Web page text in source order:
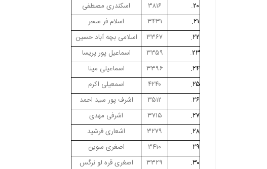
۲۰.
۳۸۱۶
اسکندری مصطفی
۲۱.
۳۴۳۱
اسلام فر سحر
۲۲.
۳۳۶۷
اسلامی بچه آباد حسین
۲۳.
۳۳۵۹
اسماعیل پور پریسا
۲۴.
۳۳۹۶
اسماعیلی مینا
۲۵.
۴۲۴۰
اسمعیلی اکرم
۲۶.
۳۵۱۲
اشرف پور سید احمد
۲۷.
۳۷۱۵
اشرفی مهدی
۲۸.
۳۲۷۹
اشعاری فرشید
۲۹.
۳۴۱۰
اصغری سوین
۳۰.
۳۳۲۹
اصغری قره لو نرگس